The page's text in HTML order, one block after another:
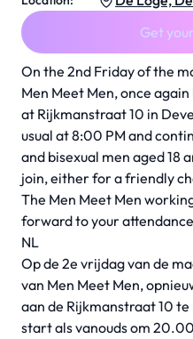
On the 2nd Friday of the
Men Meet Men, once
at Rijkmanstraat 10 in
usual at 8:00 PM and
and bisexual men aged 18
join, either for a friendly
The Men Meet Men
forward to your
NL
Op de 2e vrijdag van de
van Men Meet Men,
aan de Rijkmanstraat 10
start als vanouds om
Get